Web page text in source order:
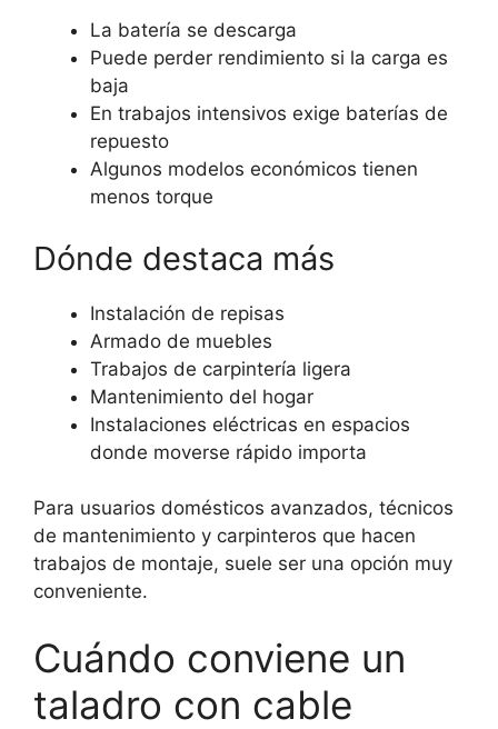
La batería se descarga
Puede perder rendimiento si la carga es
baja
En trabajos intensivos exige baterías de
repuesto
Algunos modelos económicos tienen
menos torque
Dónde destaca más
Instalación de repisas
Armado de muebles
Trabajos de carpintería ligera
Mantenimiento del hogar
Instalaciones eléctricas en espacios
donde moverse rápido importa
Para usuarios domésticos avanzados, técnicos
de mantenimiento y carpinteros que hacen
trabajos de montaje, suele ser una opción muy
conveniente.
Cuándo conviene un
taladro con cable